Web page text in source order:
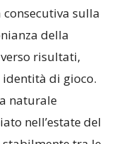
sulla
della
risultati,
di gioco.
naturale
nell’estate del